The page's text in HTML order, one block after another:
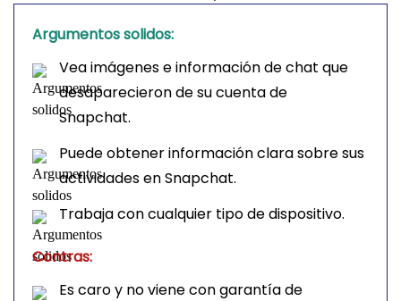
Argumentos solidos:
Vea imágenes e información de chat que
desaparecieron de su cuenta de
Snapchat.
Puede obtener información clara sobre sus
actividades en Snapchat.
Trabaja con cualquier tipo de dispositivo.
Contras:
Es caro y no viene con garantía de